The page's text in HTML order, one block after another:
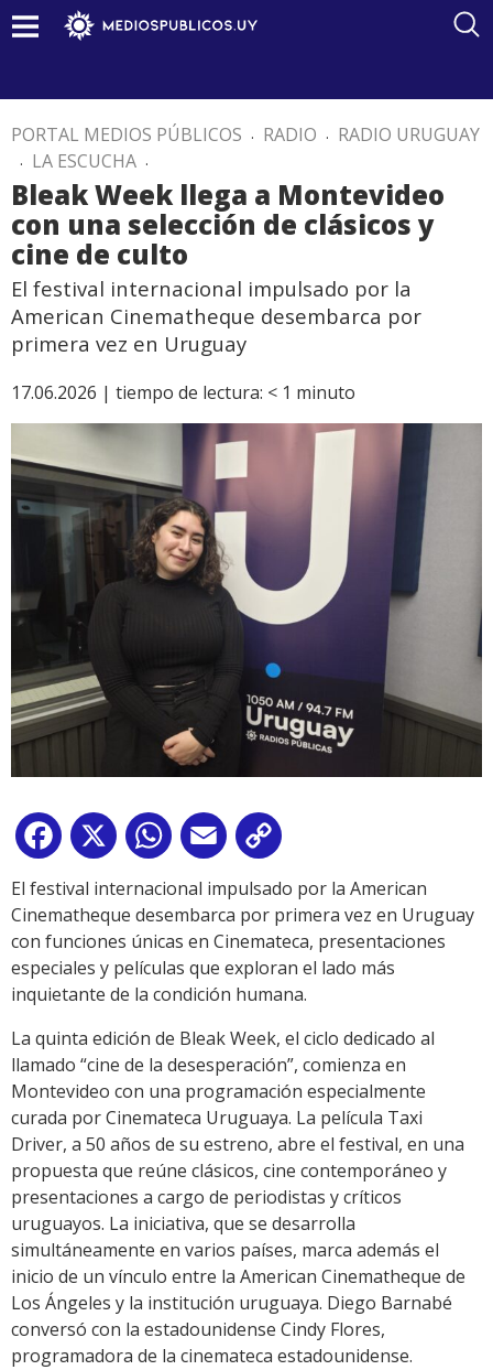
PORTAL MEDIOS PÚBLICOS . RADIO . RADIO URUGUAY
. LA ESCUCHA .
Bleak Week llega a Montevideo
con una selección de clásicos y
cine de culto
El festival internacional impulsado por la
American Cinematheque desembarca por
primera vez en Uruguay
17.06.2026 | tiempo de lectura: < 1 minuto
Facebook
X WhatsApp
Email
Link
El festival internacional impulsado por la American
Cinematheque desembarca por primera vez en Uruguay
con funciones únicas en Cinemateca, presentaciones
especiales y películas que exploran el lado más
inquietante de la condición humana.
La quinta edición de Bleak Week, el ciclo dedicado al
llamado “cine de la desesperación”, comienza en
Montevideo con una programación especialmente
curada por Cinemateca Uruguaya. La película Taxi
Driver, a 50 años de su estreno, abre el festival, en una
propuesta que reúne clásicos, cine contemporáneo y
presentaciones a cargo de periodistas y críticos
uruguayos. La iniciativa, que se desarrolla
simultáneamente en varios países, marca además el
inicio de un vínculo entre la American Cinematheque de
Los Ángeles y la institución uruguaya. Diego Barnabé
conversó con la estadounidense Cindy Flores,
programadora de la cinemateca estadounidense.